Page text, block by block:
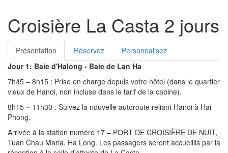
Croisière La Casta 2 jours
Présentation Réservez
Personnalisez
Jour 1: Baie d'Halong - Baie de Lan Ha
7h45 – 8h15 : Prise en charge depuis votre hôtel (dans le quartier
vieux de Hanoi, non incluse dans le tarif de la cabine).
8h15 ~ 11h30 : Suivez la nouvelle autoroute reliant Hanoi à Hai
Phong.
Arrivée à la station numéro 17 – PORT DE CROISIÈRE DE NUIT,
Tuan Chau Maria, Ha Long. Les passagers seront accueillis par la